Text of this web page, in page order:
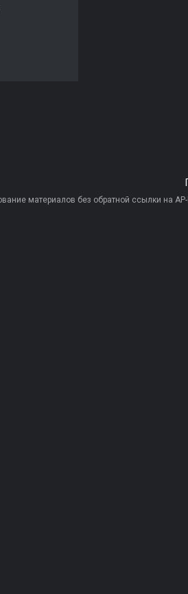
материалов без обратной ссылки на